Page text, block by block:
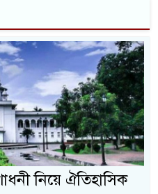
নিয়ে ঐতিহাসিক